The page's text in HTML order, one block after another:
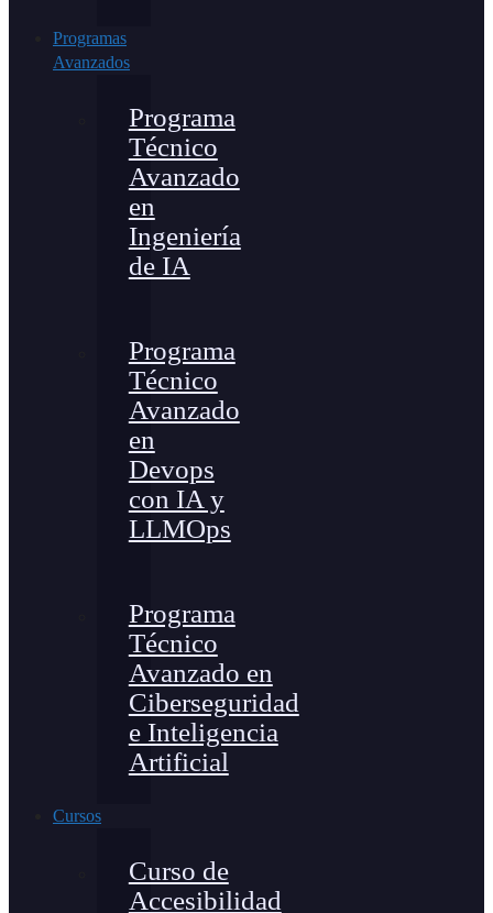
Programas
Avanzados
Programa
Técnico
Avanzado
en
Ingeniería
de IA
Programa
Técnico
Avanzado
en
Devops
con IA y
LLMOps
Programa
Técnico
Avanzado en
Ciberseguridad
e Inteligencia
Artificial
Cursos
Curso de
Accesibilidad